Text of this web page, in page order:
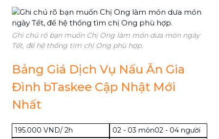
Ghi chú rõ bạn muốn Chị Ong làm món dưa món ngày
Tết, để hệ thống tìm chị Ong phù hợp.
Bảng Giá Dịch Vụ Nấu Ăn Gia
Đình bTaskee Cập Nhật Mới
Nhất
195.000 VND/ 2h 02 - 03 món02 - 04 người